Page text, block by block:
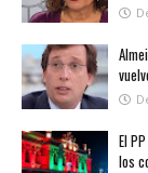
El
los